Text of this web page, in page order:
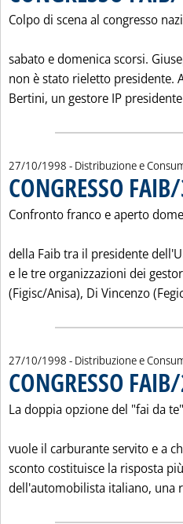
Colpo di scena al congresso
sabato e domenica scorsi.
non è stato rieletto presidente.
Bertini, un gestore IP
27/10/1998 - Distribuzione e
CONGRESSO
Confronto franco e aperto
della Faib tra il presidente
e le tre organizzazioni dei
(Figisc/Anisa), Di Vincenzo
27/10/1998 - Distribuzione e
CONGRESSO
La doppia opzione del "fai da
vuole il carburante servito e a
sconto costituisce la risposta
dell'automobilista italiano, una